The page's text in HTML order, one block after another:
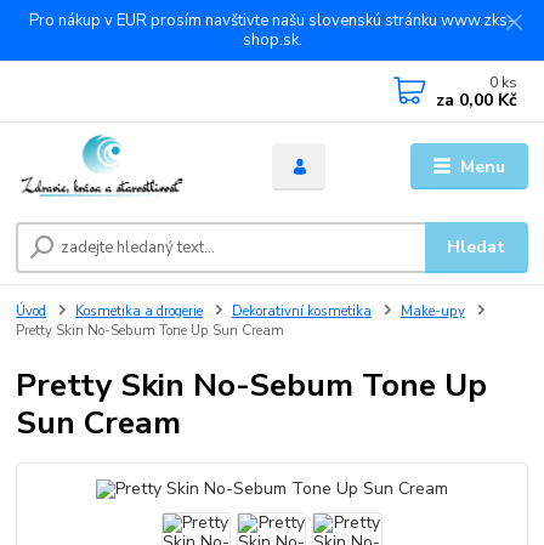
Pro nákup v EUR prosím navštivte našu slovenskú stránku www.zks-
shop.sk.
Menu
Hledat
0 ks
za 0,00 Kč
Úvod Kosmetika a drogerie Dekorativní kosmetika
Make-upy
Pretty Skin No-Sebum Tone Up Sun Cream
Pretty Skin No-Sebum Tone Up
Sun Cream